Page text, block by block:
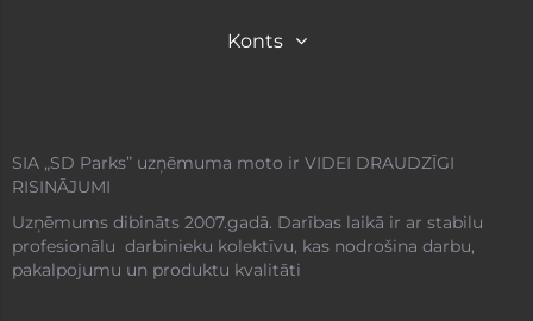
Konts
SIA „SD Parks” uzņēmuma moto ir VIDEI DRAUDZĪGI
RISINĀJUMI
Uzņēmums dibināts 2007.gadā. Darības laikā ir ar stabilu
profesionālu darbinieku kolektīvu, kas nodrošina darbu,
pakalpojumu un produktu kvalitāti